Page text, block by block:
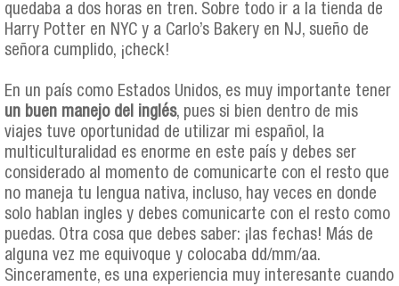
quedaba a dos horas en tren. Sobre todo ir a la tienda de
Harry Potter en NYC y a Carlo’s Bakery en NJ, sueño de
señora cumplido, ¡check!
En un país como Estados Unidos, es muy importante tener
un buen manejo del inglés, pues si bien dentro de mis
viajes tuve oportunidad de utilizar mi español, la
multiculturalidad es enorme en este país y debes ser
considerado al momento de comunicarte con el resto que
no maneja tu lengua nativa, incluso, hay veces en donde
solo hablan ingles y debes comunicarte con el resto como
puedas. Otra cosa que debes saber: ¡las fechas! Más de
alguna vez me equivoque y colocaba dd/mm/aa.
Sinceramente, es una experiencia muy interesante cuando